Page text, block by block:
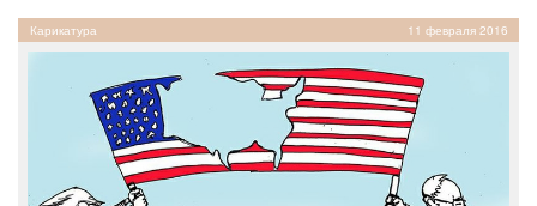
Карикатура 11 февраля 2016